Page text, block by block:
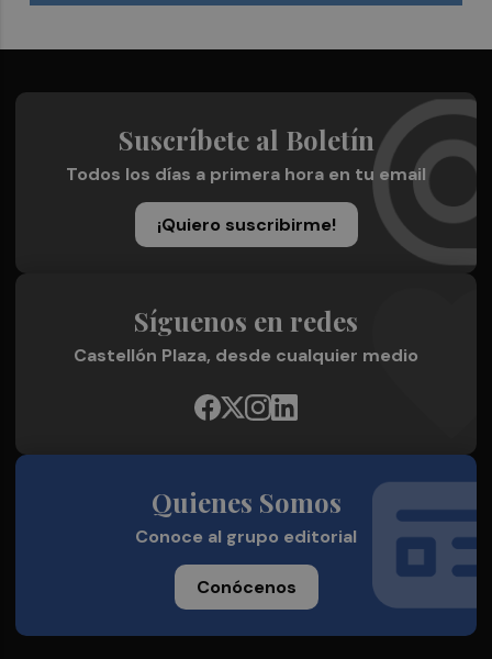
Suscríbete al Boletín
Todos los días a primera hora en tu email
¡Quiero suscribirme!
Síguenos en redes
Castellón Plaza, desde cualquier medio
Quienes Somos
Conoce al grupo editorial
Conócenos